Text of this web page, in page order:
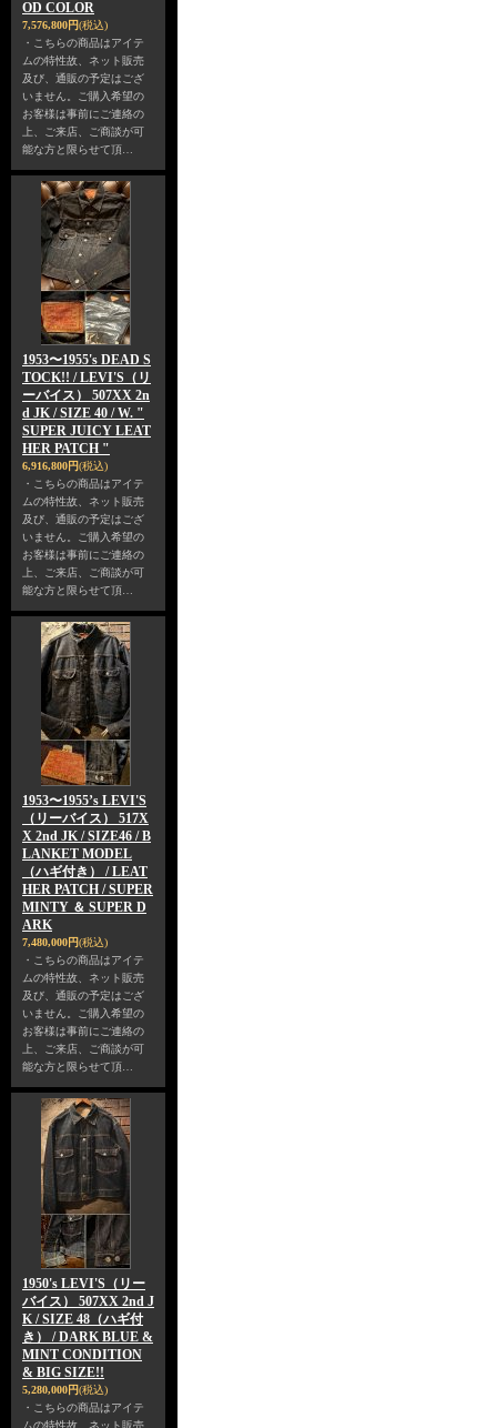
OD COLOR
7,576,800円(税込)
・こちらの商品はアイテ
ムの特性故、ネット販売
及び、通販の予定はござ
いません。ご購入希望の
お客様は事前にご連絡の
上、ご来店、ご商談が可
能な方と限らせて頂…
1953〜1955's DEAD S
TOCK!! / LEVI'S（リ
ーバイス） 507XX 2n
d JK / SIZE 40 / W. "
SUPER JUICY LEAT
HER PATCH "
6,916,800円(税込)
・こちらの商品はアイテ
ムの特性故、ネット販売
及び、通販の予定はござ
いません。ご購入希望の
お客様は事前にご連絡の
上、ご来店、ご商談が可
能な方と限らせて頂…
1953〜1955’s LEVI'S
（リーバイス） 517X
X 2nd JK / SIZE46 / B
LANKET MODEL
（ハギ付き） / LEAT
HER PATCH / SUPER
MINTY ＆ SUPER D
ARK
7,480,000円(税込)
・こちらの商品はアイテ
ムの特性故、ネット販売
及び、通販の予定はござ
いません。ご購入希望の
お客様は事前にご連絡の
上、ご来店、ご商談が可
能な方と限らせて頂…
1950's LEVI'S（リー
バイス） 507XX 2nd J
K / SIZE 48（ハギ付
き） / DARK BLUE &
MINT CONDITION
& BIG SIZE!!
5,280,000円(税込)
・こちらの商品はアイテ
ムの特性故、ネット販売